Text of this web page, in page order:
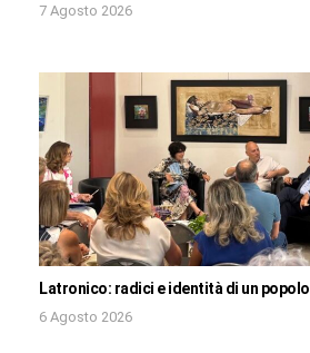
7 Agosto 2026
Latronico: radici e identità di un popolo
6 Agosto 2026